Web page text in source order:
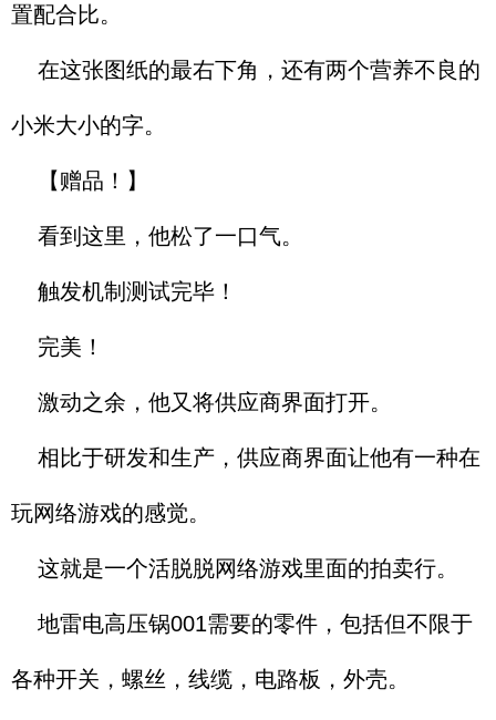
置配合比。
在这张图纸的最右下角，还有两个营养不良的
小米大小的字。
【赠品！】
看到这里，他松了一口气。
触发机制测试完毕！
完美！
激动之余，他又将供应商界面打开。
相比于研发和生产，供应商界面让他有一种在
玩网络游戏的感觉。
这就是一个活脱脱网络游戏里面的拍卖行。
地雷电高压锅001需要的零件，包括但不限于
各种开关，螺丝，线缆，电路板，外壳。